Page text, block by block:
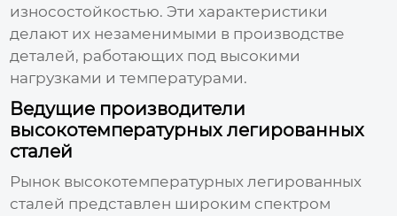
износостойкостью. Эти характеристики
делают их незаменимыми в производстве
деталей, работающих под высокими
нагрузками и температурами.
Ведущие производители
высокотемпературных легированных
сталей
Рынок высокотемпературных легированных
сталей представлен широким спектром